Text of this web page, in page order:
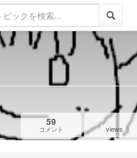
59
コメント views